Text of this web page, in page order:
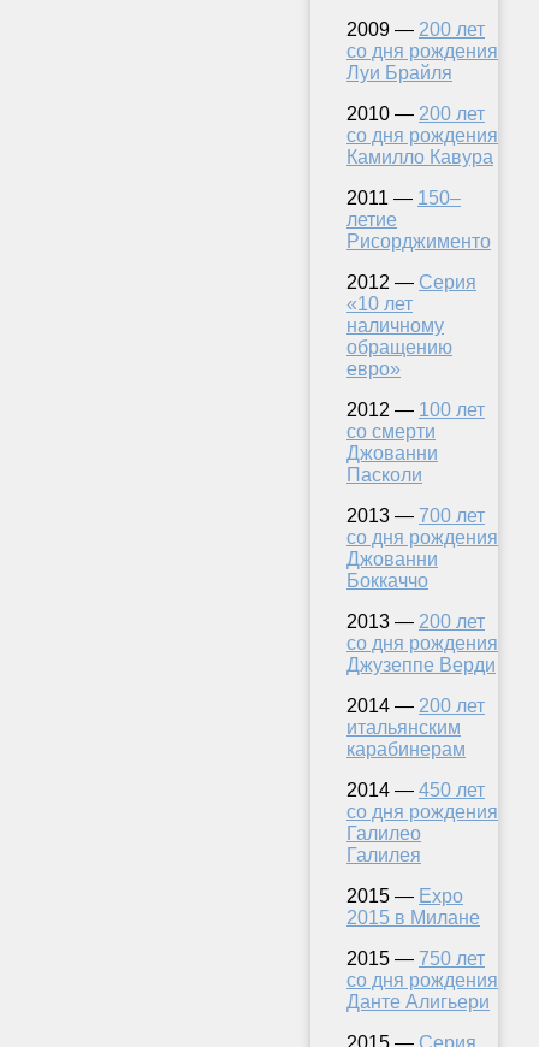
2009 — 200 лет
со дня рождения
Луи Брайля
2010 — 200 лет
со дня рождения
Камилло Кавура
2011 — 150–
летие
Рисорджименто
2012 — Серия
«10 лет
наличному
обращению
евро»
2012 — 100 лет
со смерти
Джованни
Пасколи
2013 — 700 лет
со дня рождения
Джованни
Боккаччо
2013 — 200 лет
со дня рождения
Джузеппе Верди
2014 — 200 лет
итальянским
карабинерам
2014 — 450 лет
со дня рождения
Галилео
Галилея
2015 — Expo
2015 в Милане
2015 — 750 лет
со дня рождения
Данте Алигьери
2015 — Серия